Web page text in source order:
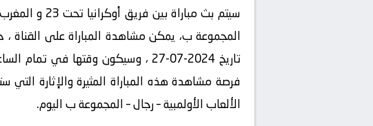
المجموعة ب، يمكن مشاهدة المباراة على
الألعاب الأولمبية – رجال – المجموعة ب اليوم.